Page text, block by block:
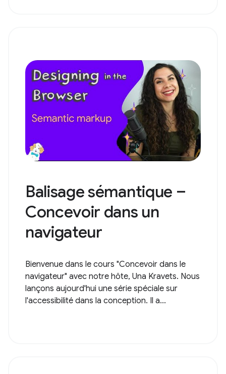
Balisage sémantique –
Concevoir dans un
navigateur
Bienvenue dans le cours "Concevoir dans le
navigateur" avec notre hôte, Una Kravets. Nous
lançons aujourd'hui une série spéciale sur
l'accessibilité dans la conception. Il a...